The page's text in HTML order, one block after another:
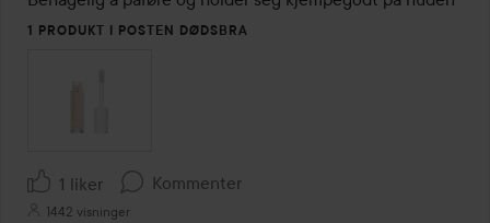
5
1 PRODUKT I POSTEN DØDSBRA
1 liker Kommenter
1442 visninger